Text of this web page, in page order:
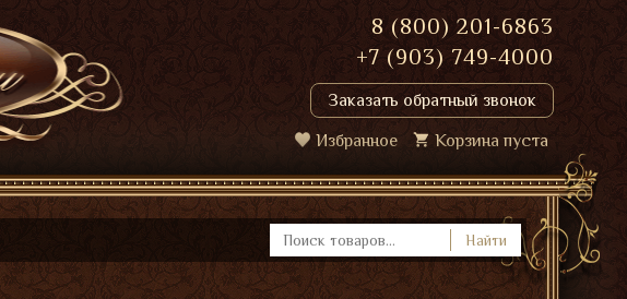
8 (800) 201-6863
+7 (903) 749-4000
Заказать обратный звонок
Избранное Корзина пуста
Найти